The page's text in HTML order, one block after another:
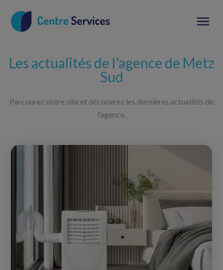
Les actualités de l’agence de Metz
Sud
Parcourez notre site et découvrez les dernières actualités de
l’agence.